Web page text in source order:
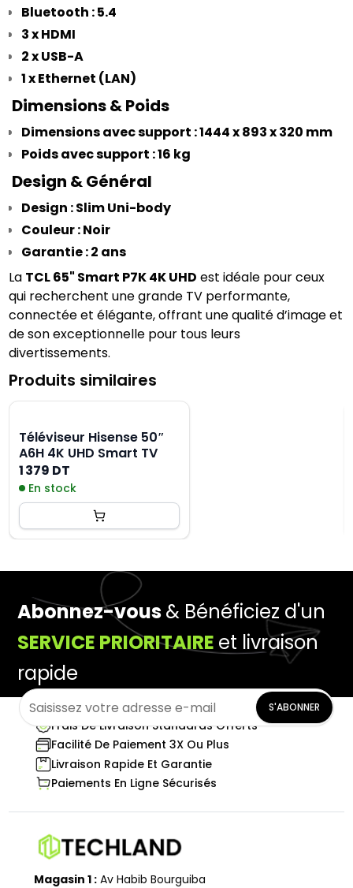
Bluetooth : 5.4
3 x HDMI
2 x USB-A
1 x Ethernet (LAN)
Dimensions & Poids
Dimensions avec support : 1444 x 893 x 320 mm
Poids avec support : 16 kg
Design & Général
Design : Slim Uni-body
Couleur : Noir
Garantie : 2 ans
La TCL 65" Smart P7K 4K UHD est idéale pour ceux
qui recherchent une grande TV performante,
connectée et élégante, offrant une qualité d’image et
de son exceptionnelle pour tous leurs
divertissements.
Produits similaires
Téléviseur Hisense 50″
A6H 4K UHD Smart TV
1 379 DT
En stock
Abonnez-vous& Bénéficiez d'un
SERVICE PRIORITAIRE et livraison
rapide
S'ABONNER
Frais De Livraison Standards Offerts
Facilité De Paiement 3X Ou Plus
Livraison Rapide Et Garantie
Paiements En Ligne Sécurisés
Magasin 1 : Av Habib Bourguiba